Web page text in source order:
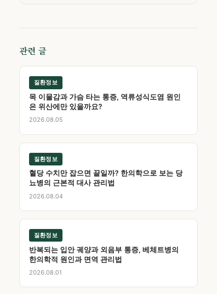
관련 글
질환정보
목 이물감과 가슴 타는 통증, 역류성식도염 원인
은 위산에만 있을까요?
2026.08.05
질환정보
혈당 수치만 잡으면 끝일까? 한의학으로 보는 당
뇨병의 근본적 대사 관리법
2026.08.04
질환정보
반복되는 입안 궤양과 외음부 통증, 베체트병의
한의학적 원인과 면역 관리법
2026.08.01